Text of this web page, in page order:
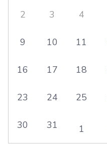
2 3 4
9 10 11
16 17 18
23 24 25
30 31 1